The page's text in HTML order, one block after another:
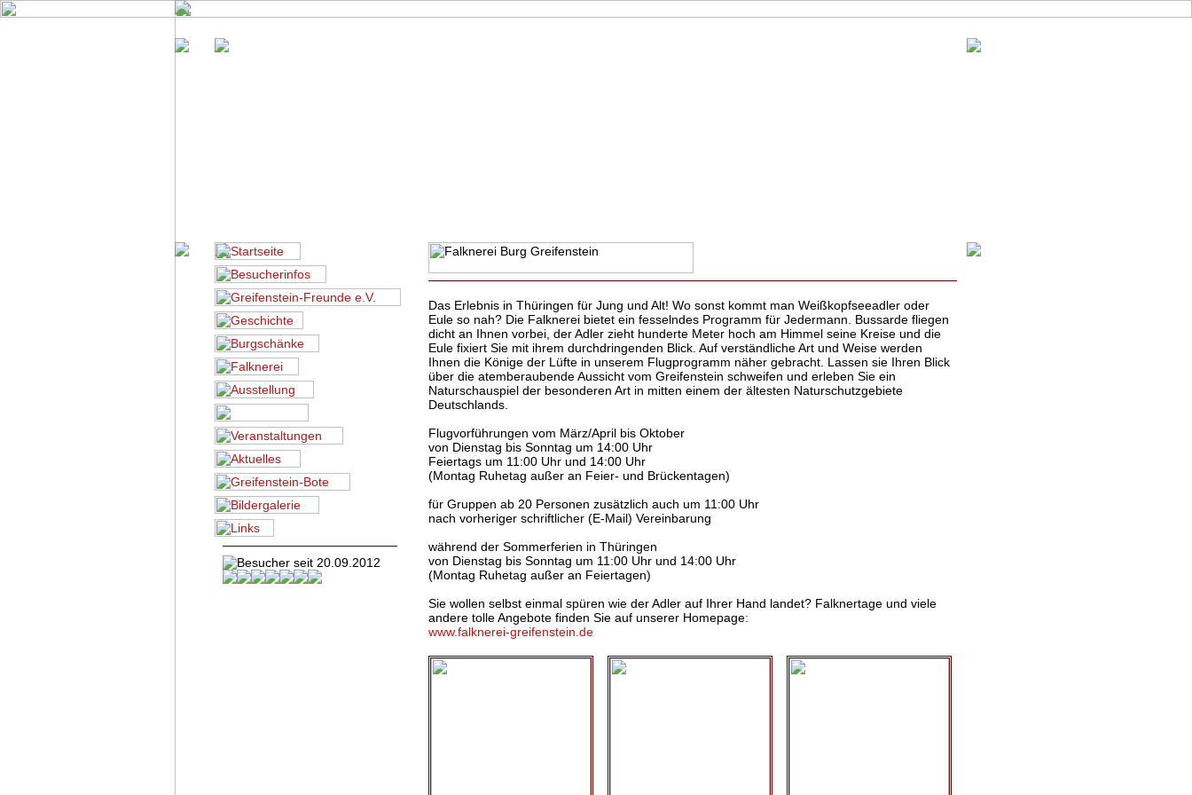
Das Erlebnis in Thüringen für Jung und Alt! Wo sonst kommt man Weißkopfseeadler oder
Eule so nah? Die Falknerei bietet ein fesselndes Programm für Jedermann. Bussarde fliegen
dicht an Ihnen vorbei, der Adler zieht hunderte Meter hoch am Himmel seine Kreise und die
Eule fixiert Sie mit ihrem durchdringenden Blick. Auf verständliche Art und Weise werden
Ihnen die Könige der Lüfte in unserem Flugprogramm näher gebracht. Lassen sie Ihren Blick
über die atemberaubende Aussicht vom Greifenstein schweifen und erleben Sie ein
Naturschauspiel der besonderen Art in mitten einem der ältesten Naturschutzgebiete
Deutschlands.
Flugvorführungen vom März/April bis Oktober
von Dienstag bis Sonntag um 14:00 Uhr
Feiertags um 11:00 Uhr und 14:00 Uhr
(Montag Ruhetag außer an Feier- und Brückentagen)
für Gruppen ab 20 Personen zusätzlich auch um 11:00 Uhr
nach vorheriger schriftlicher (E-Mail) Vereinbarung
während der Sommerferien in Thüringen
von Dienstag bis Sonntag um 11:00 Uhr und 14:00 Uhr
(Montag Ruhetag außer an Feiertagen)
Sie wollen selbst einmal spüren wie der Adler auf Ihrer Hand landet? Falknertage und viele
andere tolle Angebote finden Sie auf unserer Homepage:
www.falknerei-greifenstein.de